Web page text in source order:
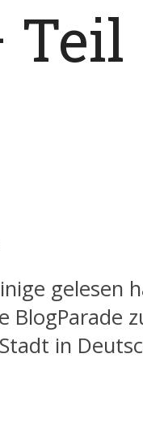
Teil
gelesen
BlogParade
in